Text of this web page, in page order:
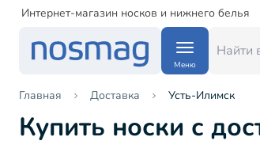
Интернет-магазин носков и нижнего белья
Меню
Главная Доставка Усть-Илимск
Купить носки с